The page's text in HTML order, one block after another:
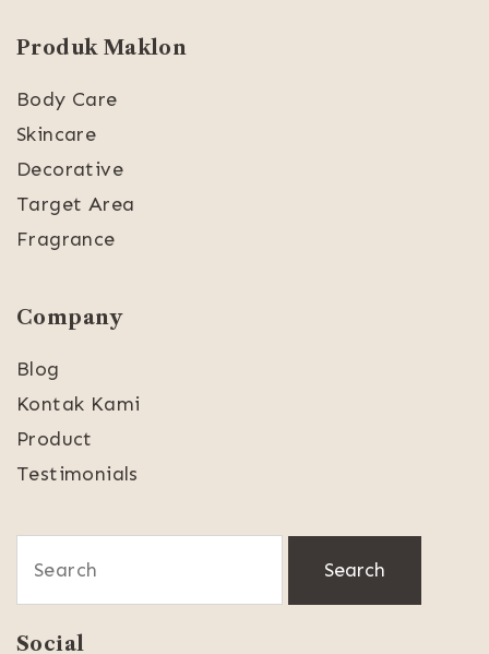
Produk Maklon
Body Care
Skincare
Decorative
Target Area
Fragrance
Company
Blog
Kontak Kami
Product
Testimonials
Social